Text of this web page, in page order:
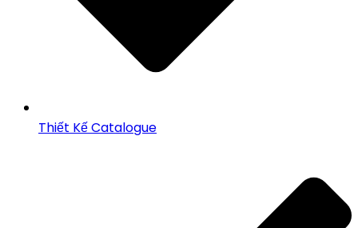
Thiết Kế Catalogue